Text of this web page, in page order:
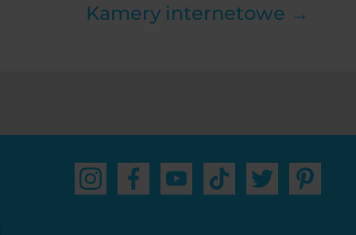
Kamery internetowe →